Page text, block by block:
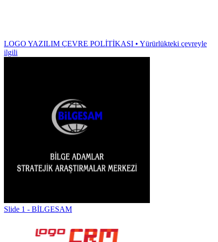
LOGO YAZILIM ÇEVRE POLİTİKASI • Yürürlükteki çevreyle
ilgili
Slide 1 - BİLGESAM